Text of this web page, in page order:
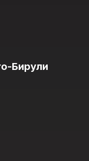
Бирули